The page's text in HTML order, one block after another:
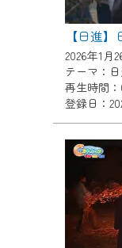
2026年1月
テーマ：
再生時間
登録日：